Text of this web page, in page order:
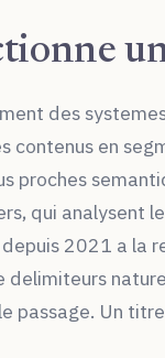
des
contenus en
proches
qui analysent
2021 a la
passage. Un